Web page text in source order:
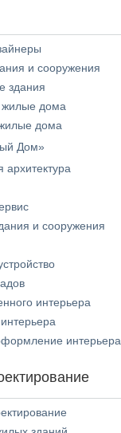
и сооружения
здания
жилые дома
дома
Дом»
и сооружения
интерьера
интерьера